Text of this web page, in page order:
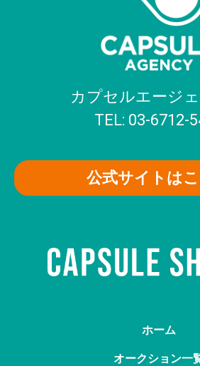
カプセルエージ
TEL: 03-6712-
公式サイトは
ホーム
オークション一